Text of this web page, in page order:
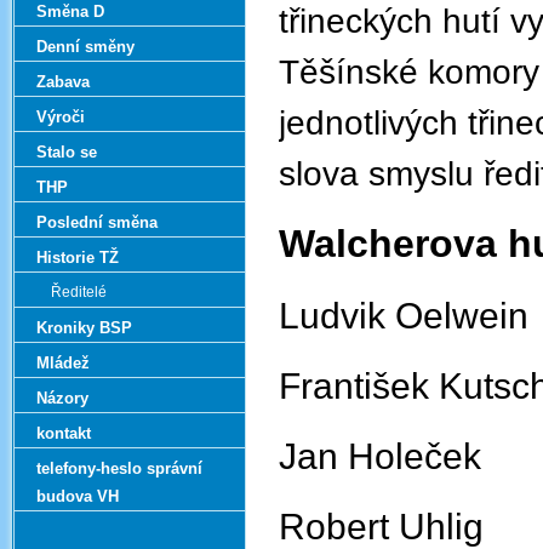
třineckých hutí
Těšínské
jednotlivých
slova smyslu
Walcherova
Ludvik
František
Jan
Robert
Směna D
Denní směny
Zabava
Výroči
Stalo se
THP
Poslední směna
Historie TŽ
Ředitelé
Kroniky BSP
Mládež
Názory
kontakt
telefony-heslo správní
budova VH